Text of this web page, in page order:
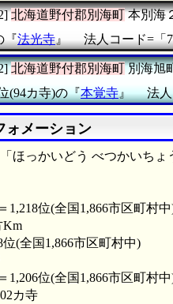
北海道野付郡別海町本別海
『法光寺 』 法人コード=「
北海道野付郡別海町別海旭
(94カ寺)の『本覚寺』 法
ォメーション
ほっかいどう べつかいちょ
1,218位(全国1,866市区町村
Km
(全国1,866市区町村中)
1,206位(全国1,866市区町村
カ寺